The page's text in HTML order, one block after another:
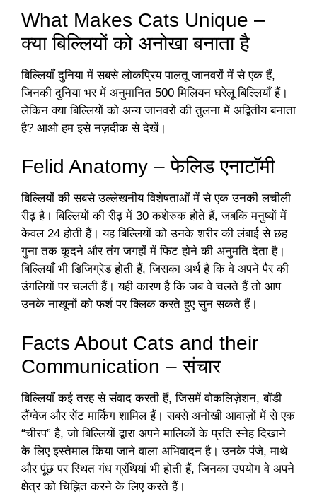
What Makes Cats Unique –
क्या बिल्लियों को अनोखा बनाता है
बिल्लियाँ दुनिया में सबसे लोकप्रिय पालतू जानवरों में से एक हैं,
जिनकी दुनिया भर में अनुमानित 500 मिलियन घरेलू बिल्लियाँ हैं।
लेकिन क्या बिल्लियों को अन्य जानवरों की तुलना में अद्वितीय बनाता
है? आओ हम इसे नज़दीक से देखें।
Felid Anatomy – फेलिड एनाटॉमी
बिल्लियों की सबसे उल्लेखनीय विशेषताओं में से एक उनकी लचीली
रीढ़ है। बिल्लियों की रीढ़ में 30 कशेरुक होते हैं, जबकि मनुष्यों में
केवल 24 होती हैं। यह बिल्लियों को उनके शरीर की लंबाई से छह
गुना तक कूदने और तंग जगहों में फिट होने की अनुमति देता है।
बिल्लियाँ भी डिजिग्रेड होती हैं, जिसका अर्थ है कि वे अपने पैर की
उंगलियों पर चलती हैं। यही कारण है कि जब वे चलते हैं तो आप
उनके नाखूनों को फर्श पर क्लिक करते हुए सुन सकते हैं।
Facts About Cats and their
Communication – संचार
बिल्लियाँ कई तरह से संवाद करती हैं, जिसमें वोकलिज़ेशन, बॉडी
लैंग्वेज और सेंट मार्किंग शामिल हैं। सबसे अनोखी आवाज़ों में से एक
“चीरप” है, जो बिल्लियों द्वारा अपने मालिकों के प्रति स्नेह दिखाने
के लिए इस्तेमाल किया जाने वाला अभिवादन है। उनके पंजे, माथे
और पूंछ पर स्थित गंध ग्रंथियां भी होती हैं, जिनका उपयोग वे अपने
क्षेत्र को चिह्नित करने के लिए करते हैं।